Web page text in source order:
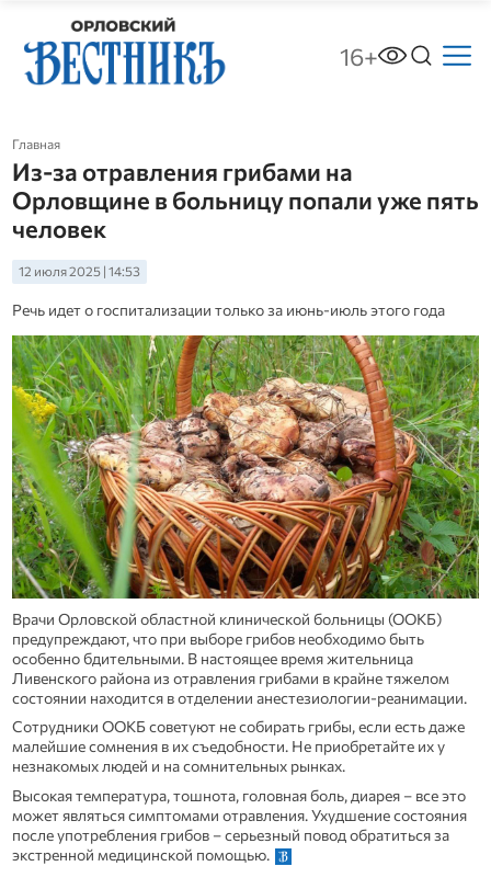
16+
Главная
Из-за отравления грибами на
Орловщине в больницу попали уже пять
человек
12 июля 2025 | 14:53
Речь идет о госпитализации только за июнь-июль этого года
Врачи Орловской областной клинической больницы (ООКБ)
предупреждают, что при выборе грибов необходимо быть
особенно бдительными. В настоящее время жительница
Ливенского района из отравления грибами в крайне тяжелом
состоянии находится в отделении анестезиологии-реанимации.
Сотрудники ООКБ советуют не собирать грибы, если есть даже
малейшие сомнения в их съедобности. Не приобретайте их у
незнакомых людей и на сомнительных рынках.
Высокая температура, тошнота, головная боль, диарея – все это
может являться симптомами отравления. Ухудшение состояния
после употребления грибов – серьезный повод обратиться за
экстренной медицинской помощью.